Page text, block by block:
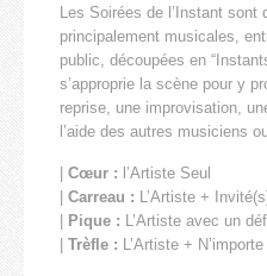
Les Soirées de l’Instant sont
principalement musicales,
public, découpées en
s’approprie la scène pour y
reprise, une improvisation,
l’aide des autres musiciens
Cœur : l’Artiste Seul
Carreau : L’Artiste +
Pique : L’Artiste avec un
Trèfle : L’Artiste +